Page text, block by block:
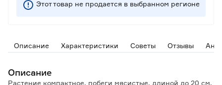
Этот товар не продается в выбранном регионе
Описание Характеристики Советы Отзывы
Описание
Растение компактное, побеги мясистые, длиной до 20 см.